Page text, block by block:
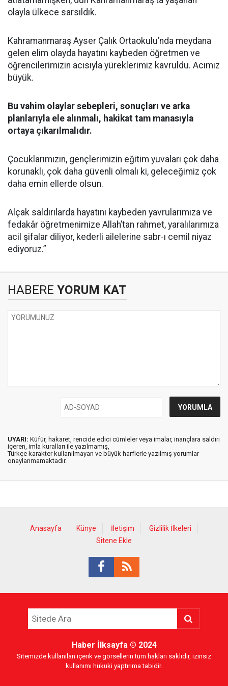
olayla ülkece sarsıldık.
Kahramanmaraş Ayser Çalık Ortaokulu’nda meydana
gelen elim olayda hayatını kaybeden öğretmen ve
öğrencilerimizin acısıyla yüreklerimiz kavruldu. Acımız
büyük.
Bu vahim olaylar sebepleri, sonuçları ve arka
planlarıyla ele alınmalı, hakikat tam manasıyla
ortaya çıkarılmalıdır.
Çocuklarımızın, gençlerimizin eğitim yuvaları çok daha
korunaklı, çok daha güvenli olmalı ki, geleceğimiz çok
daha emin ellerde olsun.
Alçak saldırılarda hayatını kaybeden yavrularımıza ve
fedakâr öğretmenimize Allah’tan rahmet, yaralılarımıza
acil şifalar diliyor, kederli ailelerine sabr-ı cemil niyaz
ediyoruz.”
HABERE YORUM KAT
UYARI: Küfür, hakaret, rencide edici cümleler veya imalar, inançlara saldırı
içeren, imla kuralları ile yazılmamış,
Türkçe karakter kullanılmayan ve büyük harflerle yazılmış yorumlar
onaylanmamaktadır.
Anasayfa Künye İletişim
Gizlilik İlkeleri
Sitene Ekle
Haber İlksayfa© 2024
Sitemizde kullanılan içerik ve görsellerin tüm hakları saklıdır, izinsiz
kullanımı hukuki yaptırıma tabidir.